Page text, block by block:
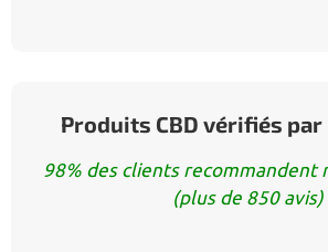
Produits CBD vérifiés
98% des clients recommandent
(plus de 850 avis)